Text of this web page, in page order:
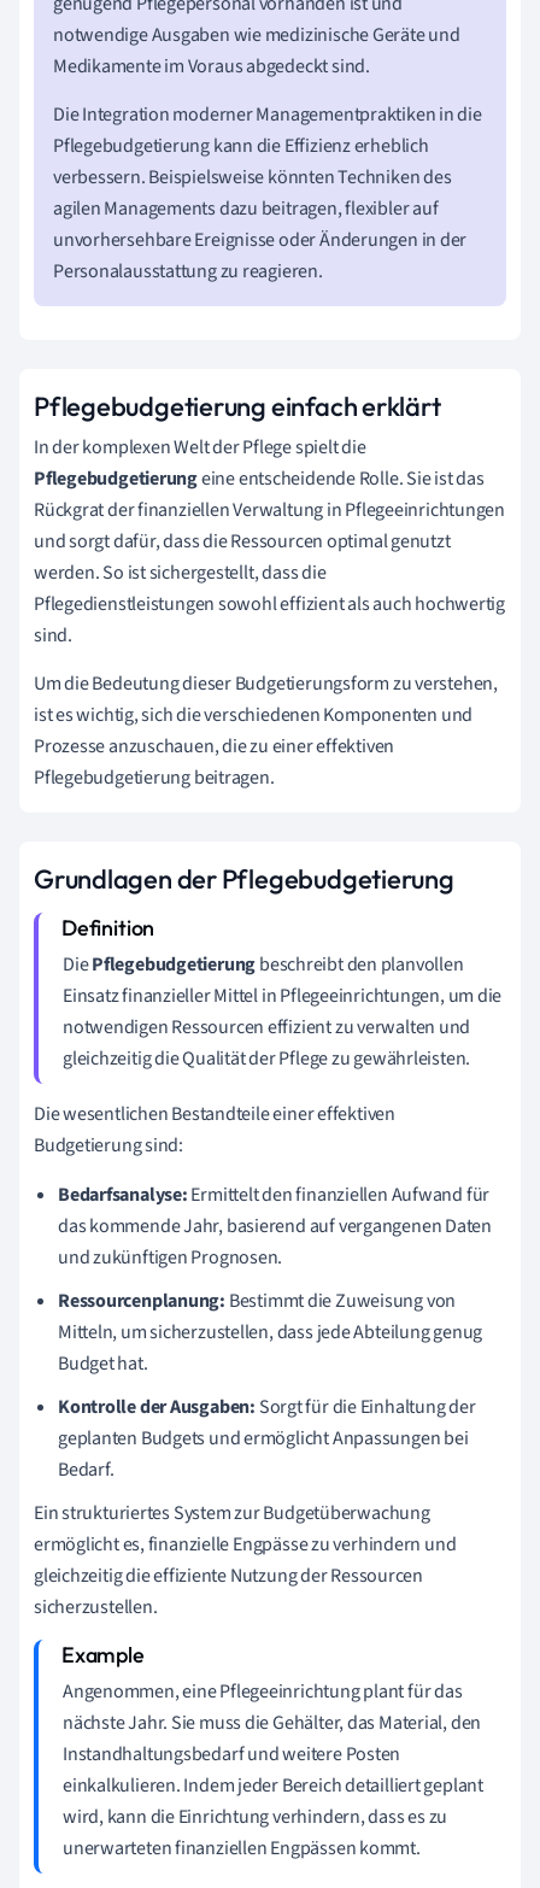
notwendige Ausgaben wie medizinische Geräte und
Medikamente im Voraus abgedeckt sind.
Die Integration moderner Managementpraktiken in die
Pflegebudgetierung kann die Effizienz erheblich
verbessern. Beispielsweise könnten Techniken des
agilen Managements dazu beitragen, flexibler auf
unvorhersehbare Ereignisse oder Änderungen in der
Personalausstattung zu reagieren.
Pflegebudgetierung einfach erklärt
In der komplexen Welt der Pflege spielt die
Pflegebudgetierungeine entscheidende Rolle. Sie ist das
Rückgrat der finanziellen Verwaltung in Pflegeeinrichtungen
und sorgt dafür, dass die Ressourcen optimal genutzt
werden. So ist sichergestellt, dass die
Pflegedienstleistungen sowohl effizient als auch hochwertig
sind.
Um die Bedeutung dieser Budgetierungsform zu verstehen,
ist es wichtig, sich die verschiedenen Komponenten und
Prozesse anzuschauen, die zu einer effektiven
Pflegebudgetierung beitragen.
Grundlagen der Pflegebudgetierung
DiePflegebudgetierungbeschreibt den planvollen
Einsatz finanzieller Mittel in Pflegeeinrichtungen, um die
notwendigen Ressourcen effizient zu verwalten und
gleichzeitig die Qualität der Pflege zu gewährleisten.
Die wesentlichen Bestandteile einer effektiven
Budgetierung sind:
Bedarfsanalyse:Ermittelt den finanziellen Aufwand für
das kommende Jahr, basierend auf vergangenen Daten
und zukünftigen Prognosen.
Ressourcenplanung: Bestimmt die Zuweisung von
Mitteln, um sicherzustellen, dass jede Abteilung genug
Budget hat.
Kontrolle der Ausgaben: Sorgt für die Einhaltung der
geplanten Budgets und ermöglicht Anpassungen bei
Bedarf.
Ein strukturiertes System zur Budgetüberwachung
ermöglicht es, finanzielle Engpässe zu verhindern und
gleichzeitig die effiziente Nutzung der Ressourcen
sicherzustellen.
Angenommen, eine Pflegeeinrichtung plant für das
nächste Jahr. Sie muss die Gehälter, das Material, den
Instandhaltungsbedarf und weitere Posten
einkalkulieren. Indem jeder Bereich detailliert geplant
wird, kann die Einrichtung verhindern, dass es zu
unerwarteten finanziellen Engpässen kommt.